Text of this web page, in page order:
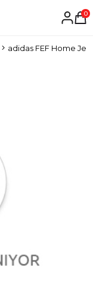
0
adidas FEF Home